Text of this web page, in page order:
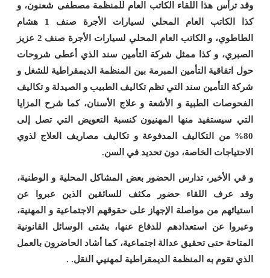
وقد ترأس هذا اللقاء الكاتب العام للمنظمة مصطفى شعنون، و
كذا الكاتب العام المحلي لسيارات الأجرة صنف 1 هشام
الطاطوي، و الكاتب العام المحلي لسيارات الأجرة صنف 2 عزيز
الصبري، و كذا ممثل شركة التأمين سند الذي أعطى شروحات
حول اتفاقية التأمين المبرمة بين المنظمة الديمقراطية للشغل و
شركة التأمين سند التي تظم تكاليف الطبيب و الصيدلة و تكاليف
الفحوصات الطبية و الأشعة و علاج الأسنان، كما شرح المزايا
التي سيستفيد منها المهنيون كنسبة التعويض التي تصل إلى
80% من التكاليف المدفوعة و تكاليف مصاريف العلاج لذوي
الاحتياجات الخاصة، دون تحديد في السن.
و في الأخير، تدارس الحضور بعض المشاكل المحلية و الوطنية،
وقد عرف اللقاء حضور مكثف للسائقين الذين عبروا عن
استيائهم من مواصلة الإجهاز على حقوقهم الاجتماعية و المهنية،
وعبروا عن استعدادهم للدفاع عنها، بشتى الوسائل القانونية
المتاحة حتى تحقيق عدالة اجتماعية، كما أشاد الحاضرون بالعمل
الذي تقوم به المنظمة الديمقراطية لمهنيي النقل. .